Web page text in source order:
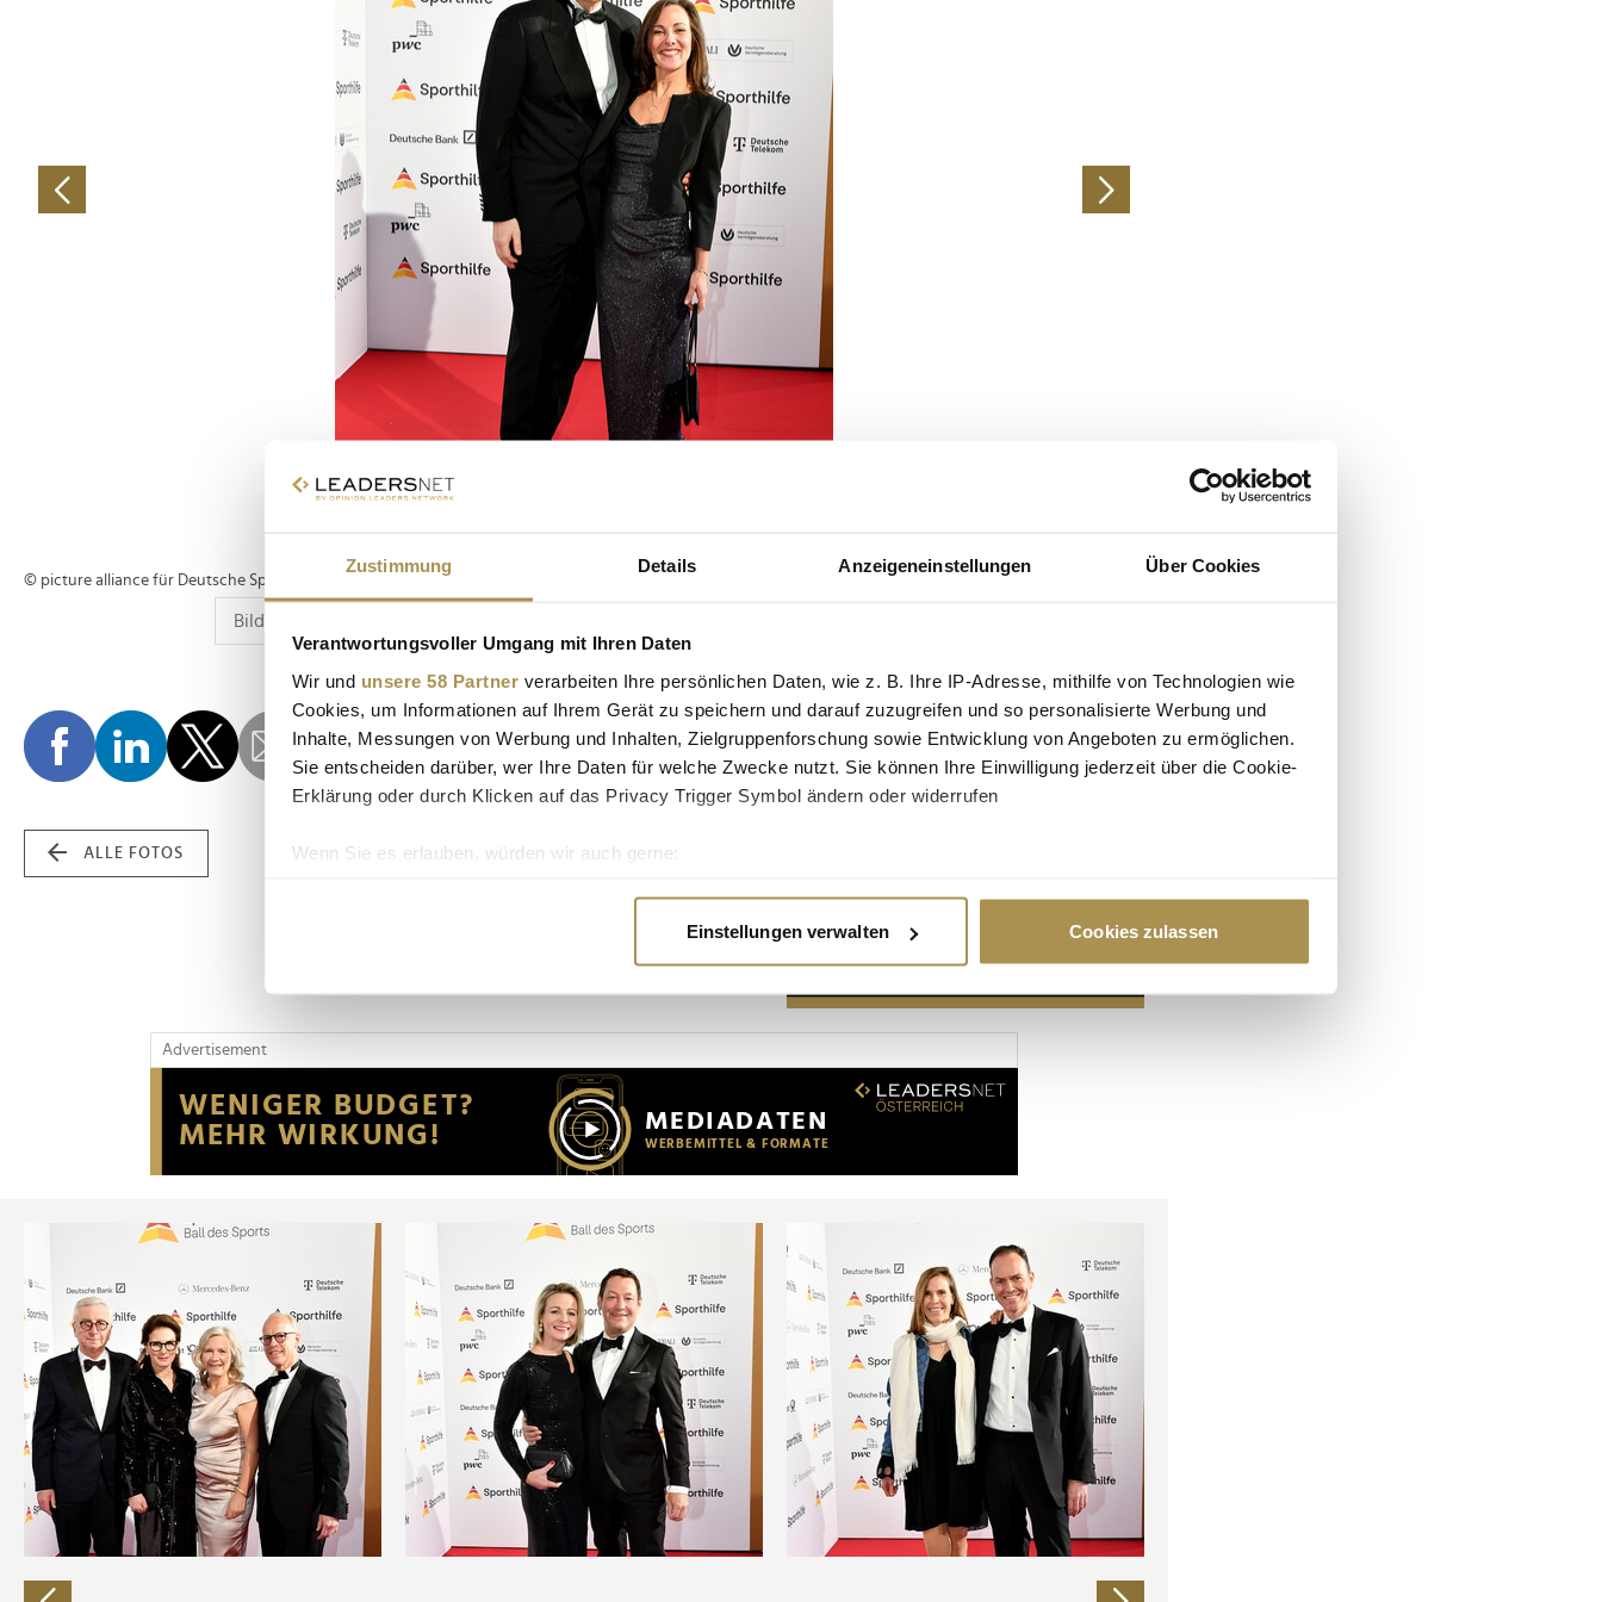
Zustimmung Details Anzeigeneinstellungen Über Cookies
Verantwortungsvoller Umgang mit Ihren Daten
Wir und unsere 58 Partner verarbeiten Ihre persönlichen Daten, wie z. B. Ihre IP-Adresse, mithilfe von Technologien wie
Cookies, um Informationen auf Ihrem Gerät zu speichern und darauf zuzugreifen und so personalisierte Werbung und
Inhalte, Messungen von Werbung und Inhalten, Zielgruppenforschung sowie Entwicklung von Angeboten zu ermöglichen.
Sie entscheiden darüber, wer Ihre Daten für welche Zwecke nutzt. Sie können Ihre Einwilligung jederzeit über die Cookie-
Erklärung oder durch Klicken auf das Privacy Trigger Symbol ändern oder widerrufen
Wenn Sie es erlauben, würden wir auch gerne:
Erfahren Sie mehr darüber, wie Ihre persönlichen Daten verarbeitet werden, und legen Sie Ihre Präferenzen im
Wir verwenden Cookies, um Inhalte und Anzeigen zu personalisieren, Funktionen für soziale Medien anbieten zu können
Website an unsere Partner für soziale Medien, Werbung und Analysen weiter. Unsere Partner führen diese Informationen
möglicherweise mit weiteren Daten zusammen, die Sie ihnen bereitgestellt haben oder die sie im Rahmen Ihrer Nutzung
der Dienste gesammelt haben.
Einstellungen verwalten Cookies zulassen
© picture alliance für Deutsche Sporthilfe
ALLE FOTOS
Advertisement
Advertisement